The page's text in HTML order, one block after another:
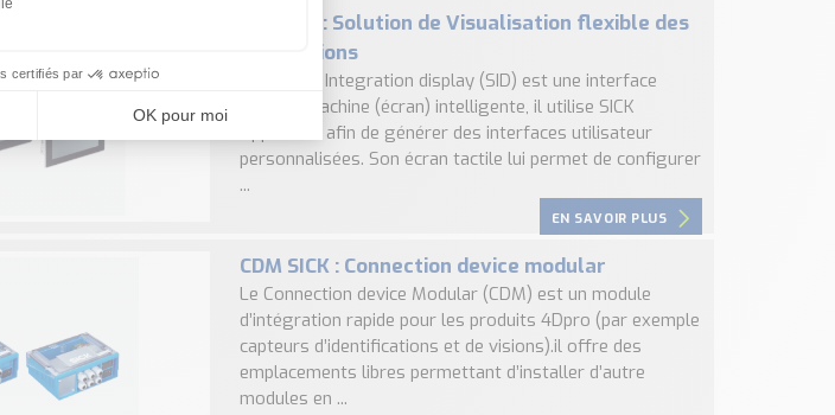
SID SICK : Solution de Visualisation flexible des
applications
Le Sensor Integration display (SID) est une interface
homme machine (écran) intelligente, il utilise SICK
AppStudio afin de générer des interfaces utilisateur
personnalisées. Son écran tactile lui permet de configurer
...
EN SAVOIR PLUS
CDM SICK : Connection device modular
Le Connection device Modular (CDM) est un module
d’intégration rapide pour les produits 4Dpro (par exemple
capteurs d’identifications et de visions).il offre des
emplacements libres permettant d’installer d’autre
modules en ...